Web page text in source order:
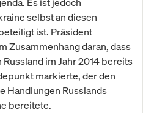
Es ist jedoch
selbst an diesen
ist. Präsident
Zusammenhang daran, dass
im Jahr 2014 bereits
markierte, der den
Handlungen Russlands
bereitete.